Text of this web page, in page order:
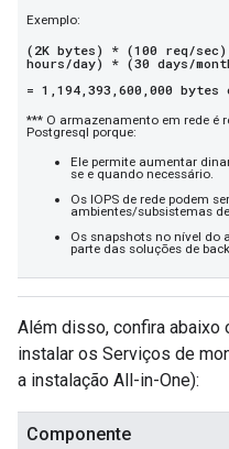
Exemplo:
(2K bytes) * (100 req/
hours/day) * (30 days/
= 1,194,393,600,000 bytes
*** O armazenamento em rede é
Postgresql porque:
Ele permite aumentar
se e quando necessário.
Os IOPS de rede podem
ambientes/subsistemas
Os snapshots no nível do
parte das soluções de
Além disso, confira abaixo
instalar os Serviços de
a instalação All-in-One):
Componente